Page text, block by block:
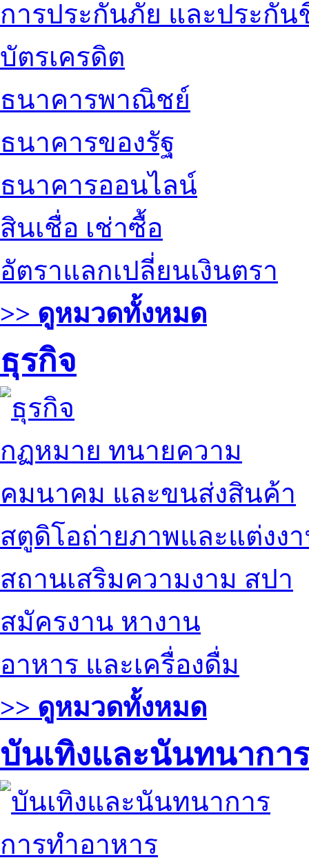
การประกันภัย และประกัน
บัตรเครดิต
ธนาคารพาณิชย์
ธนาคารของรัฐ
ธนาคารออนไลน์
สินเชื่อ เช่าซื้อ
อัตราแลกเปลี่ยนเงินตรา
>> ดูหมวดทั้งหมด
ธุรกิจ
กฏหมาย ทนายความ
คมนาคม และขนส่งสินค้า
สตูดิโอถ่ายภาพและแต่งง
สถานเสริมความงาม สปา
สมัครงาน หางาน
อาหาร และเครื่องดื่ม
>> ดูหมวดทั้งหมด
บันเทิงและนันทนาการ
การทำอาหาร